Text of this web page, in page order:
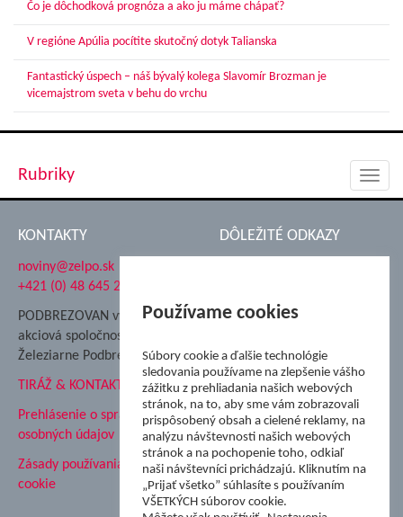
Čo je dôchodková prognóza a ako ju máme chápať?
V regióne Apúlia pocítite skutočný dotyk Talianska
Fantastický úspech – náš bývalý kolega Slavomír Brozman je
vicemajstrom sveta v behu do vrchu
Rubriky
KONTAKTY
noviny@zelpo.sk
+421 (0) 48 645 2711
PODBREZOVAN vydáva
akciová spoločnosť
Železiarne Podbrezová
TIRÁŽ & KONTAKT
Prehlásenie o spracovaní
osobných údajov
Zásady používania súborov
cookie
DÔLEŽITÉ ODKAZY
Nadácia Železiarne
ŽP Informatika s.r.o.
ŠK Železiarne Podbrezová
Tále a.s.
Používame cookies
Súbory cookie a ďalšie technológie
sledovania používame na zlepšenie vášho
zážitku z prehliadania našich webových
stránok, na to, aby sme vám zobrazovali
prispôsobený obsah a cielené reklamy, na
analýzu návštevnosti našich webových
stránok a na pochopenie toho, odkiaľ
naši návštevníci prichádzajú. Kliknutím na
„Prijať všetko” súhlasíte s používaním
VŠETKÝCH súborov cookie.